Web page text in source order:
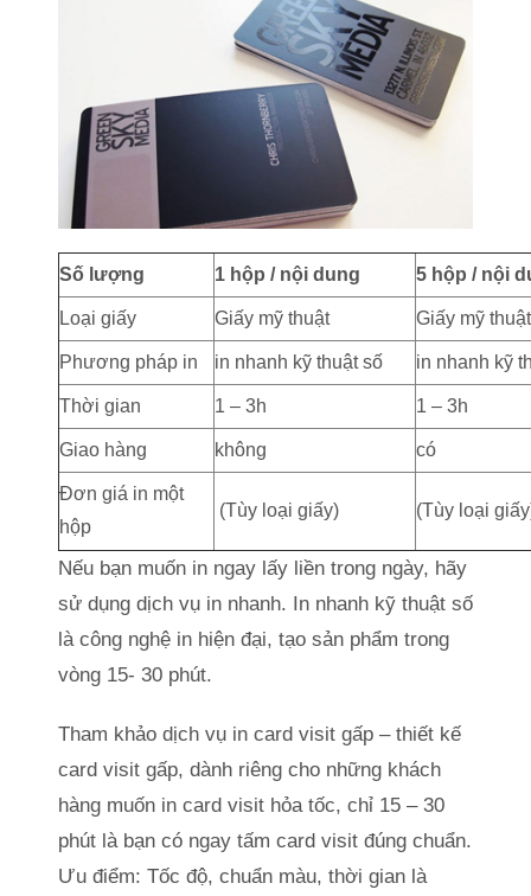
Số lượng 1 hộp / nội dung 5 hộp / nội
Loại giấy Giấy mỹ thuật Giấy mỹ thuật
Phương pháp in in nhanh kỹ thuật số in nhanh kỹ
Thời gian 1 – 3h 1 – 3h
Giao hàng không có
Đơn giá in một
hộp
(Tùy loại giấy) (Tùy loại
Nếu bạn muốn in ngay lấy liền trong ngày, hãy
sử dụng dịch vụ in nhanh. In nhanh kỹ thuật số
là công nghệ in hiện đại, tạo sản phẩm trong
vòng 15- 30 phút.
Tham khảo dịch vụ in card visit gấp – thiết kế
card visit gấp, dành riêng cho những khách
hàng muốn in card visit hỏa tốc, chỉ 15 – 30
phút là bạn có ngay tấm card visit đúng chuẩn.
Ưu điểm: Tốc độ, chuẩn màu, thời gian là